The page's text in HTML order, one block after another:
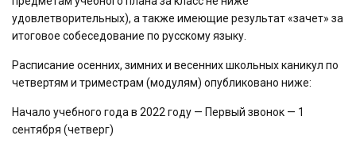
удовлетворительных), а также имеющие результат «зачет» за
итоговое собеседование по русскому языку.
Расписание осенних, зимних и весенних школьных каникул по
четвертям и триместрам (модулям) опубликовано ниже:
Начало учебного года в 2022 году — Первый звонок — 1
сентября (четверг)